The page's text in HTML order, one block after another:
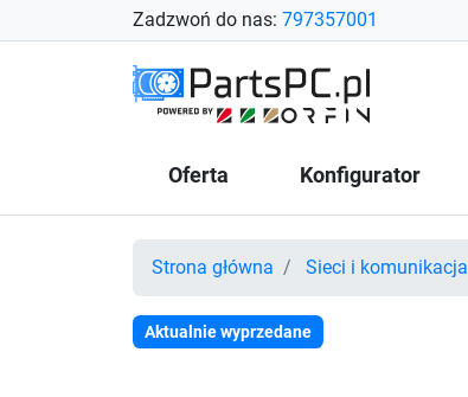
Zadzwoń do nas: 797357001
Oferta Konfigurator
Strona główna Sieci i komunikacja
Aktualnie wyprzedane